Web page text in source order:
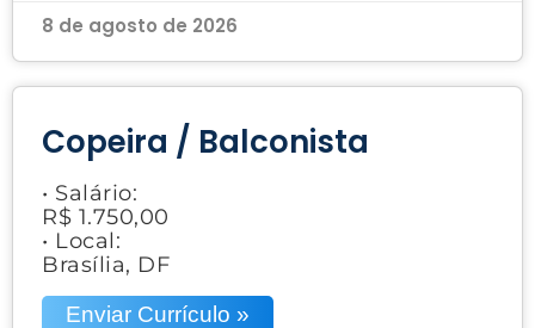
8 de agosto de 2026
Copeira / Balconista
• Salário:
R$ 1.750,00
• Local:
Brasília, DF
Enviar Currículo »